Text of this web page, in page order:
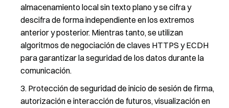
almacenamiento local sin texto plano y se cifra y
descifra de forma independiente en los extremos
anterior y posterior. Mientras tanto, se utilizan
algoritmos de negociación de claves HTTPS y ECDH
para garantizar la seguridad de los datos durante la
comunicación.
Protección de seguridad de inicio de sesión de firma,
autorización e interacción de futuros, visualización en